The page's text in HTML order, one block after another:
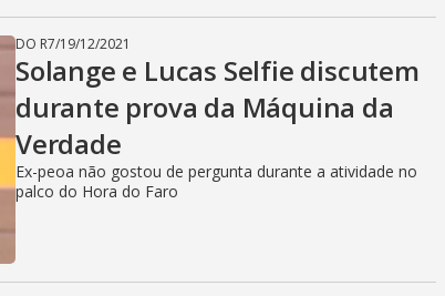
DO R7/19/12/2021
Solange e Lucas Selfie discutem
durante prova da Máquina da
Verdade
Ex-peoa não gostou de pergunta durante a atividade no
palco do Hora do Faro